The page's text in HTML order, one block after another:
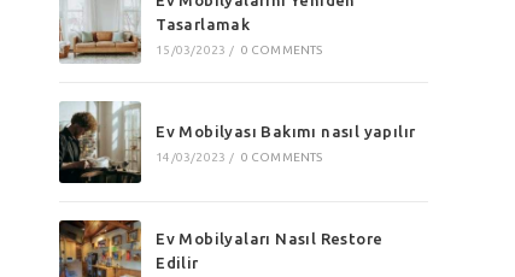
Tasarlamak
15/03/2023 / 0 COMMENTS
Ev Mobilyası Bakımı nasıl yapılır
14/03/2023 / 0 COMMENTS
Ev Mobilyaları Nasıl Restore
Edilir